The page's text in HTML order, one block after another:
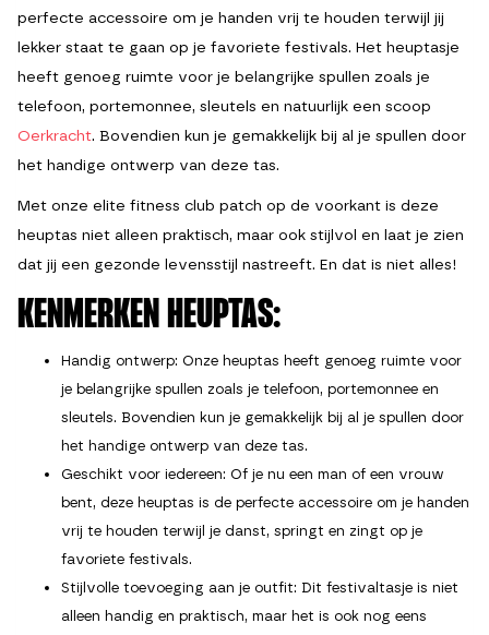
perfecte accessoire om je handen vrij te houden terwijl jij
lekker staat te gaan op je favoriete festivals. Het heuptasje
heeft genoeg ruimte voor je belangrijke spullen zoals je
telefoon, portemonnee, sleutels en natuurlijk een scoop
Oerkracht. Bovendien kun je gemakkelijk bij al je spullen door
het handige ontwerp van deze tas.
Met onze elite fitness club patch op de voorkant is deze
heuptas niet alleen praktisch, maar ook stijlvol en laat je zien
dat jij een gezonde levensstijl nastreeft. En dat is niet alles!
KENMERKEN HEUPTAS:
Handig ontwerp: Onze heuptas heeft genoeg ruimte voor
je belangrijke spullen zoals je telefoon, portemonnee en
sleutels. Bovendien kun je gemakkelijk bij al je spullen door
het handige ontwerp van deze tas.
Geschikt voor iedereen: Of je nu een man of een vrouw
bent, deze heuptas is de perfecte accessoire om je handen
vrij te houden terwijl je danst, springt en zingt op je
favoriete festivals.
Stijlvolle toevoeging aan je outfit: Dit festivaltasje is niet
alleen handig en praktisch, maar het is ook nog eens